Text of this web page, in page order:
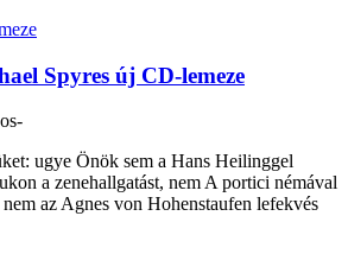
Spyres új CD-lemeze
ugye Önök sem a Hans Heilinggel
a zenehallgatást, nem A portici némával
az Agnes von Hohenstaufen lefekvés